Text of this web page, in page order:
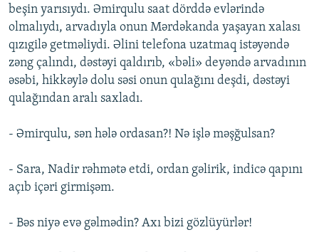
beşin yarısıydı. Əmirqulu saat dörddə evlərində
olmalıydı, arvadıyla onun Mərdəkanda yaşayan xalası
qızıgilə getməliydi. Əlini telefona uzatmaq istəyəndə
zəng çalındı, dəstəyi qaldırıb, «bəli» deyəndə arvadının
əsəbi, hikkəylə dolu səsi onun qulağını deşdi, dəstəyi
qulağından aralı saxladı.
- Əmirqulu, sən hələ ordasan?! Nə işlə məşğulsan?
- Sara, Nadir rəhmətə etdi, ordan gəlirik, indicə qapını
açıb içəri girmişəm.
- Bəs niyə evə gəlmədin? Axı bizi gözlüyürlər!